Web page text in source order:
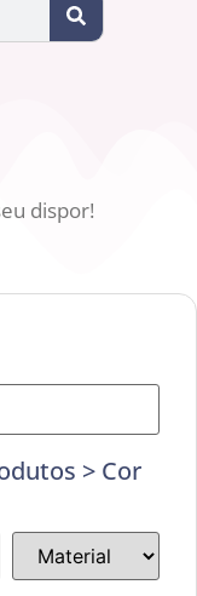
dispor!
> Cor